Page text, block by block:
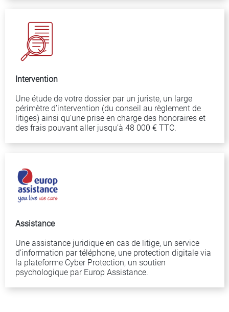
Intervention
Une étude de votre dossier par un juriste, un large
périmètre d’intervention (du conseil au règlement de
litiges) ainsi qu’une prise en charge des honoraires et
des frais pouvant aller jusqu’à 48 000 € TTC.
Assistance
Une assistance juridique en cas de litige, un service
d’information par téléphone, une protection digitale via
la plateforme Cyber Protection, un soutien
psychologique par Europ Assistance.